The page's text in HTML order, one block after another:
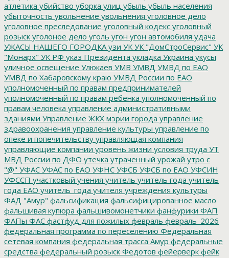
атлетика убийство уборка улиц убыль убыль населения
убыточность увольнение увольнения уголовное дело
уголовное преследование уголовный кодекс уголовный
розыск уголоное дело уголь угон угон автомобиля удача
УЖАСЫ НАШЕГО ГОРОДКА узи УК УК "ДомСтроСервис" УК
"Монарх" УК РФ указ Президента укладка Украина укусы
уличное освещение Улюкаев УМВ УМВД УМВД по ЕАО
УМВД по Хабаровскому краю УМВД России по ЕАО
уполномоченный по правам предпринимателей
уполномоченный по правам ребенка уполномоченный по
правам человека управление административными
зданиями Управление ЖКХ мэрии города управление
здравоохранения управление культуры управление по
опеке и попечительству управляющая компания
управляющие компании уровень жизни условия труда УТ
МВД России по ДФО утечка утраченный урожай утро с
"@" УФАС УФАС по ЕАО УФНС УФСБ УФСБ по ЕАО УФСИН
УФССП участковый учения учитель учитель года учитель
года ЕАО учитель_года учителя учреждения культуры
ФАД "Амур" фальсификация фальсифицированное масло
фальшивая купюра фальшивомонетчики фанфурики ФАП
ФАПы ФАС фастфуд для пожилых февраль февраль_2026
федеральная программа по переселению Федеральная
сетевая компания федеральная трасса Амур федеральные
средства федеральный розыск Федотов фейерверк фейк